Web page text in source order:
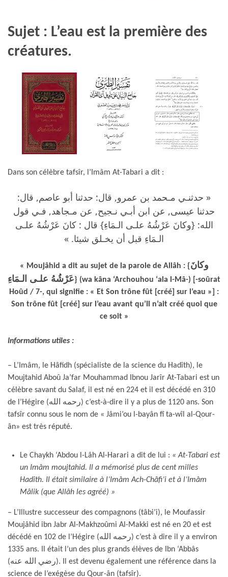
Sujet : L’eau est la première des
créatures.
Dans son célèbre tafsîr, l’Imâm At-Tabari a dit :
« حدثنـي مـحمد بن عمرو, قال: حدثنا أبو عاصم, قال:
حدثنا عيسى, عن ابن أبـي نـجيح, عن مـجاهد, فـي قول
الله: {وكانَ عَرْشُهُ علـى الـمَاءِ} قال : كانَ عَرْشُهُ علـى
الـمَاءِ قبل أن يخـلق شيئا. »
« Moujâhid a dit au sujet de la parole de Allâh : {وكانَ
عَرْشُهُ علـى الـمَاءِ} (wa kâna ‘Archouhou ‘ala l-Mâ-) [-soûrat
Hoûd / 7-, qui signifie : « Et Son trône fût [créé] sur l’eau »] :
Son trône fût [créé] sur l’eau avant qu’Il n’ait créé quoi que
ce soit »
Informations utiles :
– L’Imâm, le Hâfidh (spécialiste de la science du Hadîth), le
Moujtahid Aboû Ja’far Mouhammad Ibnou Jarîr At-Tabari est un
célèbre savant du Salaf, il est né en 224 et il est décédé en 310
de l’Hégire (رحمه الله) c’est-à-dire il y a plus de 1120 ans. Son
tafsîr connu sous le nom de « Jâmi’ou l-bayân fî ta-wîl al-Qour-
ân» est très réputé.
Le Chaykh ‘Abdou l-Lâh Al-Harari a dit de lui : « At-Tabari est
un Imâm moujtahid. Il a mémorisé plus de cent milles
Hadîth. Il était similaire à l’Imâm Ach-Châfi’i et à l’Imâm
Mâlik (que Allâh les agréé) »
– L’Illustre successeur des compagnons (tâbi’i), le Moufassir
Moujâhid ibn Jabr Al-Makhzoûmi Al-Makki est né en 20 et est
décédé en 102 de l’Hégire (رحمه الله) c’est à dire il y a environ
1335 ans. Il était l’un des plus grands élèves de Ibn ‘Abbâs
(رضي الله عنه). Il est devenu également une référence dans la
science de l’exégèse du Qour-ân (tafsîr).